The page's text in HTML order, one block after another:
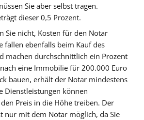
Sie aber selbst tragen.
dieser 0,5 Prozent.
Sie nicht, Kosten für den Notar
fallen ebenfalls beim Kauf des
machen durchschnittlich ein Prozent
eine Immobilie für 200.000 Euro
bauen, erhält der Notar mindestens
Dienstleistungen können
Preis in die Höhe treiben. Der
nur mit dem Notar möglich, da Sie